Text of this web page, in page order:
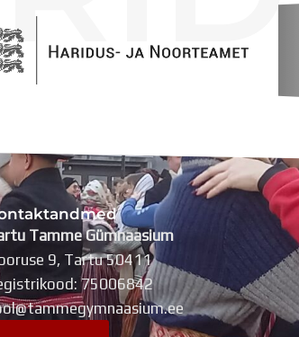
Tamme Gümnaasium
9, Tartu 50411
75006842